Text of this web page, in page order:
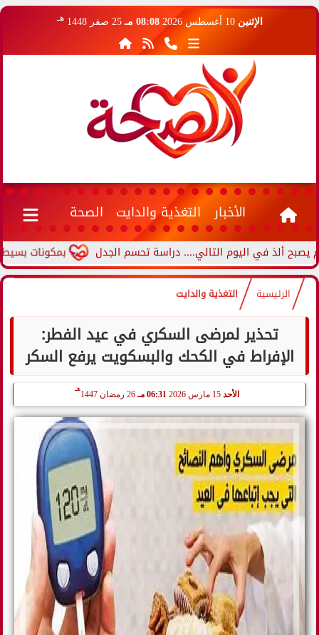
الإثنين 10 أغسطس 2026 08:08 مـ 25 صفر 1448 هـ
الأخبار التغذية والدايت الصحة
بمكونات بسيطة.. في اليوم التالي.... دراسة تحسم الجدل
الرئيسية التغذية والدايت
تحذير لمرضى السكري في عيد الفطر:
الإفراط في الكحك والبسكويت يرفع السكر
الأحد 15 مارس 2026 06:31 مـ 26 رمضان 1447
هـ